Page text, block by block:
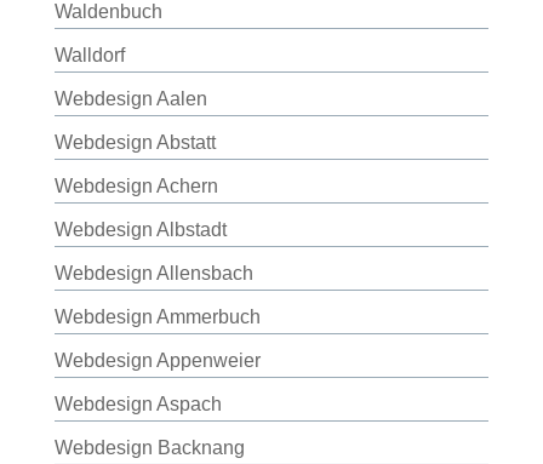
Waldenbuch
Walldorf
Webdesign Aalen
Webdesign Abstatt
Webdesign Achern
Webdesign Albstadt
Webdesign Allensbach
Webdesign Ammerbuch
Webdesign Appenweier
Webdesign Aspach
Webdesign Backnang